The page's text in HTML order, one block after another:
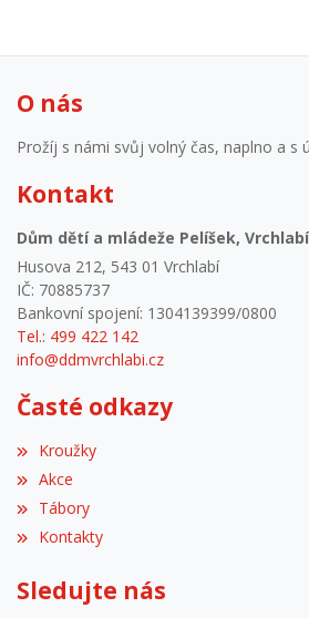
O nás
Prožíj s námi svůj volný čas, naplno a s
Kontakt
Dům dětí a mládeže Pelíšek, Vrchlabí
Husova 212, 543 01 Vrchlabí
IČ: 70885737
Bankovní spojení: 1304139399/0800
Tel.: 499 422 142
info@ddmvrchlabi.cz
Časté odkazy
Kroužky
Akce
Tábory
Kontakty
Sledujte nás